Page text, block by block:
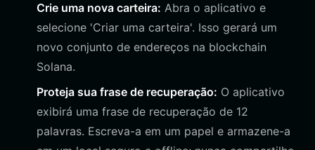
Crie uma nova carteira: Abra o aplicativo e
selecione 'Criar uma carteira'. Isso gerará um
novo conjunto de endereços na blockchain
Solana.
Proteja sua frase de recuperação: O aplicativo
exibirá uma frase de recuperação de 12
palavras. Escreva-a em um papel e armazene-a